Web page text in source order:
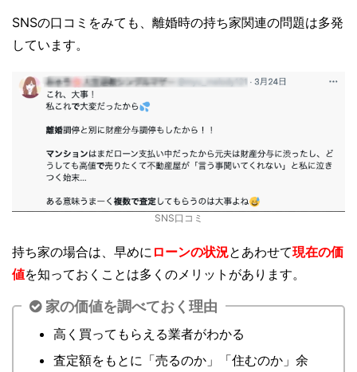
SNSの口コミをみても、離婚時の持ち家関連の問題は多発
しています。
SNS口コミ
持ち家の場合は、早めに ローンの状況とあわせて現在の価
値を知っておくことは多くのメリットがあります。
家の価値を調べておく理由
高く買ってもらえる業者がわかる
査定額をもとに「売るのか」「住むのか」余